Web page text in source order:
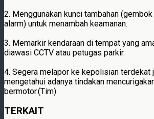
2. Menggunakan kunci tambahan
alarm) untuk menambah keamanan.
3. Memarkir kendaraan di tempat yang
diawasi CCTV atau petugas parkir.
4. Segera melapor ke kepolisian terdekat
mengetahui adanya tindakan
bermotor.(Tim)
TERKAIT